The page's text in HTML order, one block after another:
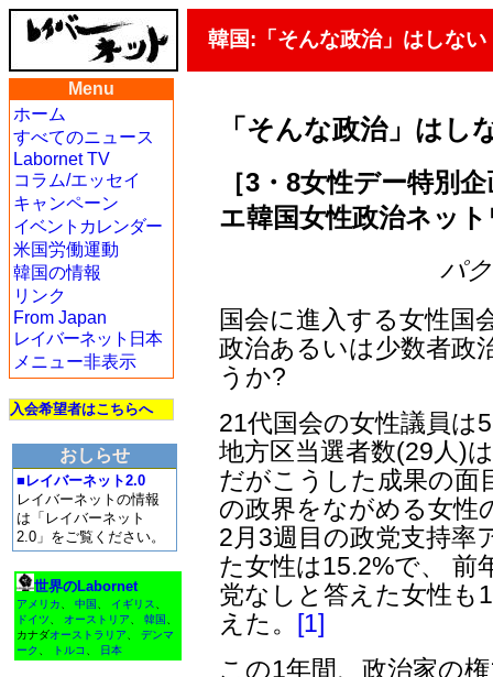
韓国:「そんな政治」はしない
Menu
ホーム
すべてのニュース
Labornet TV
コラム/エッセイ
キャンペーン
イベントカレンダー
米国労働運動
韓国の情報
リンク
From Japan
レイバーネット日本
メニュー非表示
入会希望者はこちらへ
おしらせ
■レイバーネット2.0
レイバーネットの情報
は「レイバーネット
2.0」をご覧ください。
世界のLabornet
アメリカ 中国 イギリス
ドイツ
オーストリア 韓国
カナダオーストラリア
デンマ
ーク
トルコ 日本
「そんな政治」はし
［3・8女性デー特別
エ韓国女性政治ネッ
パ
国会に進入する女性国
政治あるいは少数者政
うか?
21代国会の女性議員は
地方区当選者数(29人)
だがこうした成果の面
の政界をながめる女性
2月3週目の政党支持率
た女性は15.2%で、 前
党なしと答えた女性も
えた。 [1]
この1年間、政治家の